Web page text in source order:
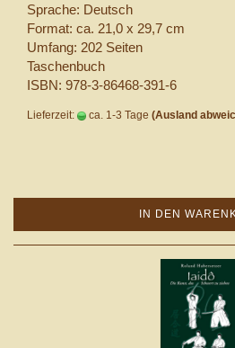
Sprache: Deutsch
Format: ca. 21,0 x 29,7 cm
Umfang: 202 Seiten
Taschenbuch
ISBN: 978-3-86468-391-6
Lieferzeit: ca. 1-3 Tage (Ausland
IN DEN